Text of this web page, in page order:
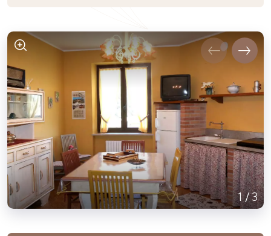
1/3